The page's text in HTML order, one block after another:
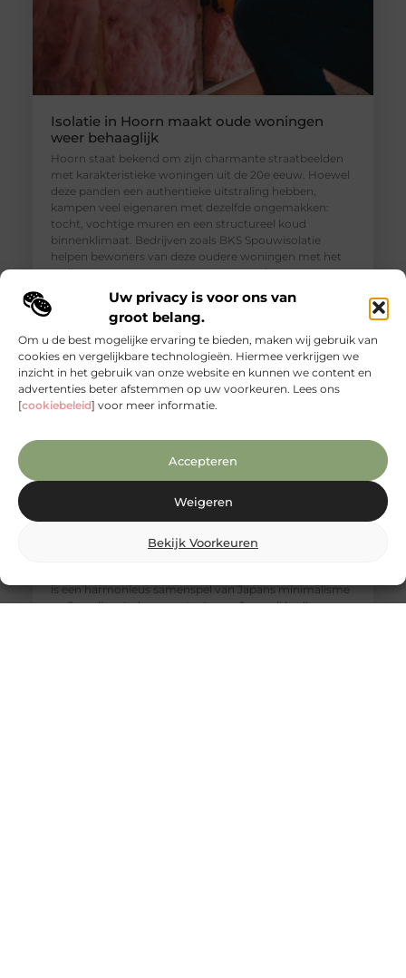
Uw privacy is voor ons van
groot belang.
Om u de best mogelijke ervaring te bieden, maken wij gebruik van
cookies en vergelijkbare technologieën. Hiermee verkrijgen we
inzicht in het gebruik van onze website en kunnen we content en
advertenties beter afstemmen op uw voorkeuren. Lees ons
[cookiebeleid] voor meer informatie.
Accepteren
Weigeren
Bekijk Voorkeuren
Isolatie in Hoorn maakt oude woningen
weer behaaglijk
Hoorn staat bekend om zijn charmante straatbeelden
met karakteristieke woningen uit de 20e eeuw. Hoewel
deze panden een authentieke uitstraling hebben,
kampen veel eigenaren met dezelfde ongemakken:
tocht, vochtige muren en een structureel koud
binnenklimaat. Bedrijven zoals BKS Spouwisolatie
helpen bewoners van deze oudere woningen met het
realiseren van een aangenamer, gezonder en
energiezuiniger thuis. Isolatie in Hoorn is dan
Een warme Japandi badkamer met het
comfort van Bubbels & Jets
is een harmonieus samenspel van Japans minimalisme
en Scandinavische warmte. In een Japandi badkamer